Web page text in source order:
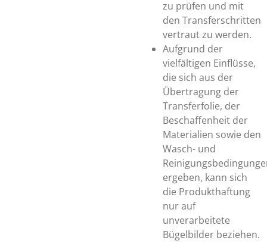
zu prüfen und mit
den Transferschritten
vertraut zu werden.
Aufgrund der
vielfältigen Einflüsse,
die sich aus der
Übertragung der
Transferfolie, der
Beschaffenheit der
Materialien sowie den
Wasch- und
ergeben, kann sich
die Produkthaftung
nur auf
unverarbeitete
Bügelbilder beziehen.